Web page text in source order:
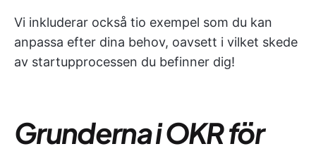
Vi inkluderar också tio exempel som du kan
anpassa efter dina behov, oavsett i vilket skede
av startupprocessen du befinner dig!
Grunderna i OKR för